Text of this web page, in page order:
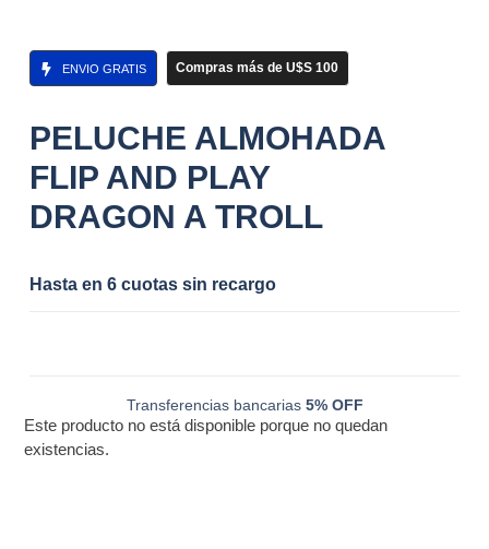
ENVIO GRATIS Compras más de U$S 100
PELUCHE ALMOHADA
FLIP AND PLAY
DRAGON A TROLL
Hasta en 6 cuotas sin recargo
Transferencias bancarias 5% OFF
Este producto no está disponible porque no quedan
existencias.